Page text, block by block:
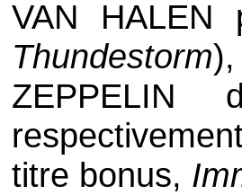
VAN HALEN
Thundestorm),
ZEPPELIN
titre bonus,